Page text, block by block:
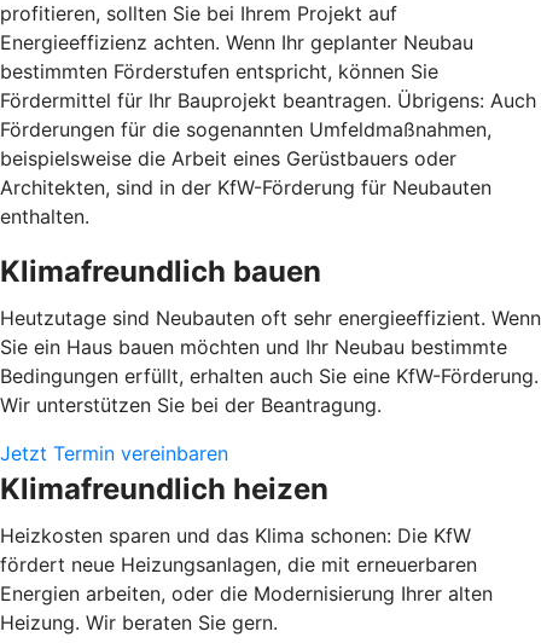
profitieren, sollten Sie bei Ihrem Projekt auf
Energieeffizienz achten. Wenn Ihr geplanter Neubau
bestimmten Förderstufen entspricht, können Sie
Fördermittel für Ihr Bauprojekt beantragen. Übrigens: Auch
Förderungen für die sogenannten Umfeldmaßnahmen,
beispielsweise die Arbeit eines Gerüstbauers oder
Architekten, sind in der KfW-Förderung für Neubauten
enthalten.
Klimafreundlich bauen
Heutzutage sind Neubauten oft sehr energieeffizient. Wenn
Sie ein Haus bauen möchten und Ihr Neubau bestimmte
Bedingungen erfüllt, erhalten auch Sie eine KfW-Förderung.
Wir unterstützen Sie bei der Beantragung.
Jetzt Termin vereinbaren
Klimafreundlich heizen
Heizkosten sparen und das Klima schonen: Die KfW
fördert neue Heizungsanlagen, die mit erneuerbaren
Energien arbeiten, oder die Modernisierung Ihrer alten
Heizung. Wir beraten Sie gern.